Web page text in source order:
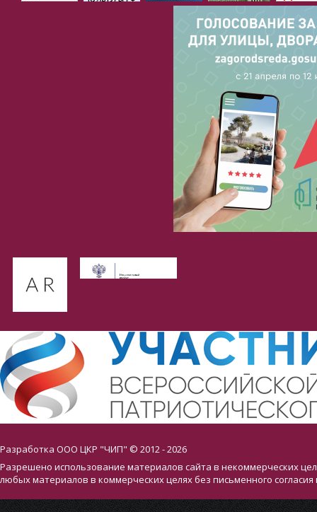
Разработка ООО ЦКР "ЧИП" © 2012 - 2026
Разрешено использование материалов сайта в некоммерческих
любых материалов в коммерческих целях без письменного согласия